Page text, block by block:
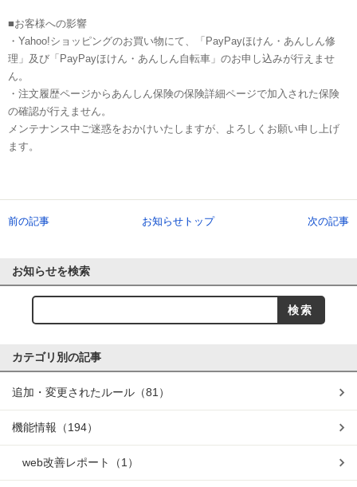
■お客様への影響
・Yahoo!ショッピングのお買い物にて、「PayPayほけん・あんしん修
理」及び「PayPayほけん・あんしん自転車」のお申し込みが行えませ
ん。
・注文履歴ページからあんしん保険の保険詳細ページで加入された保険
の確認が行えません。
メンテナンス中ご迷惑をおかけいたしますが、よろしくお願い申し上げ
ます。
前の記事 お知らせトップ 次の記事
お知らせを検索
カテゴリ別の記事
追加・変更されたルール （81）
機能情報 （194）
web改善レポート （1）